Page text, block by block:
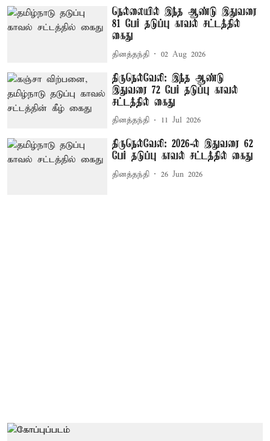
நெல்லையில் இந்த ஆண்டு இதுவரை
81 பேர் தடுப்பு காவல் சட்டத்தில்
கைது
தினத்தந்தி 02 Aug 2026
திருநெல்வேலி: இந்த ஆண்டு
இதுவரை 72 பேர் தடுப்பு காவல்
சட்டத்தில் கைது
தினத்தந்தி 11 Jul 2026
திருநெல்வேலி: 2026-ல் இதுவரை 62
பேர் தடுப்பு காவல் சட்டத்தில் கைது
தினத்தந்தி 26 Jun 2026